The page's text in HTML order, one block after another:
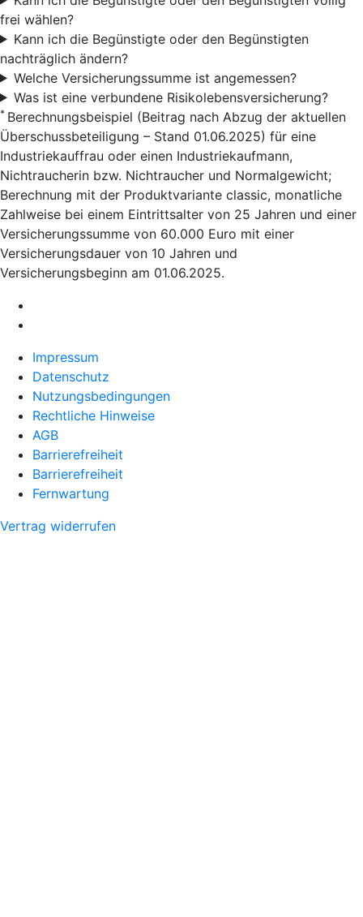
frei wählen?
Kann ich die Begünstigte oder den Begünstigten
nachträglich ändern?
Welche Versicherungssumme ist angemessen?
Was ist eine verbundene Risikolebensversicherung?
* Berechnungsbeispiel (Beitrag nach Abzug der aktuellen
Überschussbeteiligung – Stand 01.06.2025) für eine
Industriekauffrau oder einen Industriekaufmann,
Nichtraucherin bzw. Nichtraucher und Normalgewicht;
Berechnung mit der Produktvariante classic, monatliche
Zahlweise bei einem Eintrittsalter von 25 Jahren und einer
Versicherungssumme von 60.000 Euro mit einer
Versicherungsdauer von 10 Jahren und
Versicherungsbeginn am 01.06.2025.
Impressum
Datenschutz
Nutzungsbedingungen
Rechtliche Hinweise
AGB
Barrierefreiheit
Barrierefreiheit
Fernwartung
Vertrag widerrufen